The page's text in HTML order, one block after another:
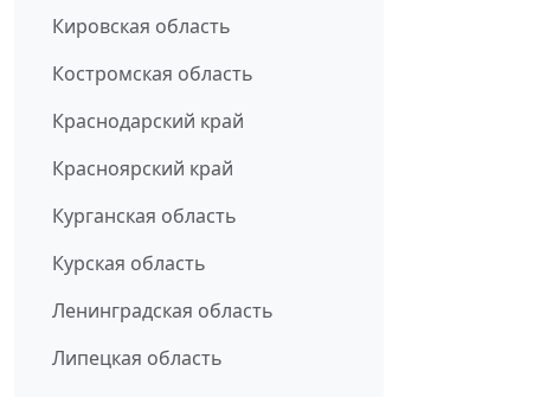
Кировская область
Костромская область
Краснодарский край
Красноярский край
Курганская область
Курская область
Ленинградская область
Липецкая область